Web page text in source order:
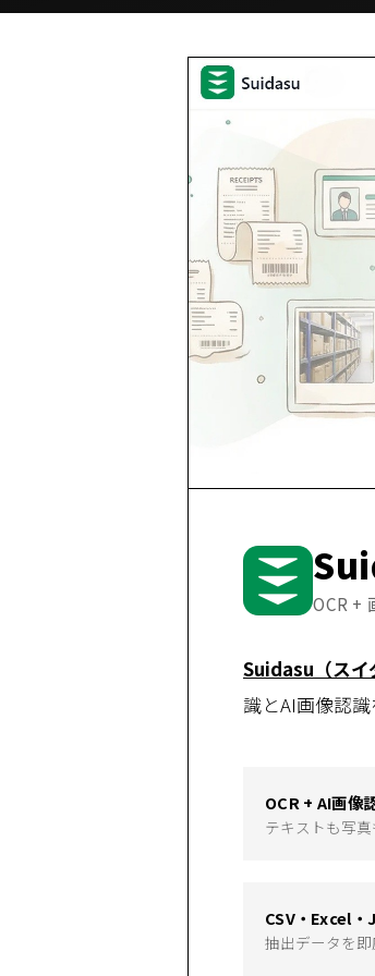
OCR +
Suidasu（スイ
識とAI画像認
OCR + AI画像
テキストも写
CSV・Excel
抽出データを